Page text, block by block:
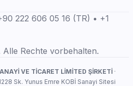
222 606 05 16 (TR) • +1
Rechte vorbehalten.
VE TİCARET LİMİTED ŞİRKETİ·
Sk. Yunus Emre KOBİ Sanayi Sitesi